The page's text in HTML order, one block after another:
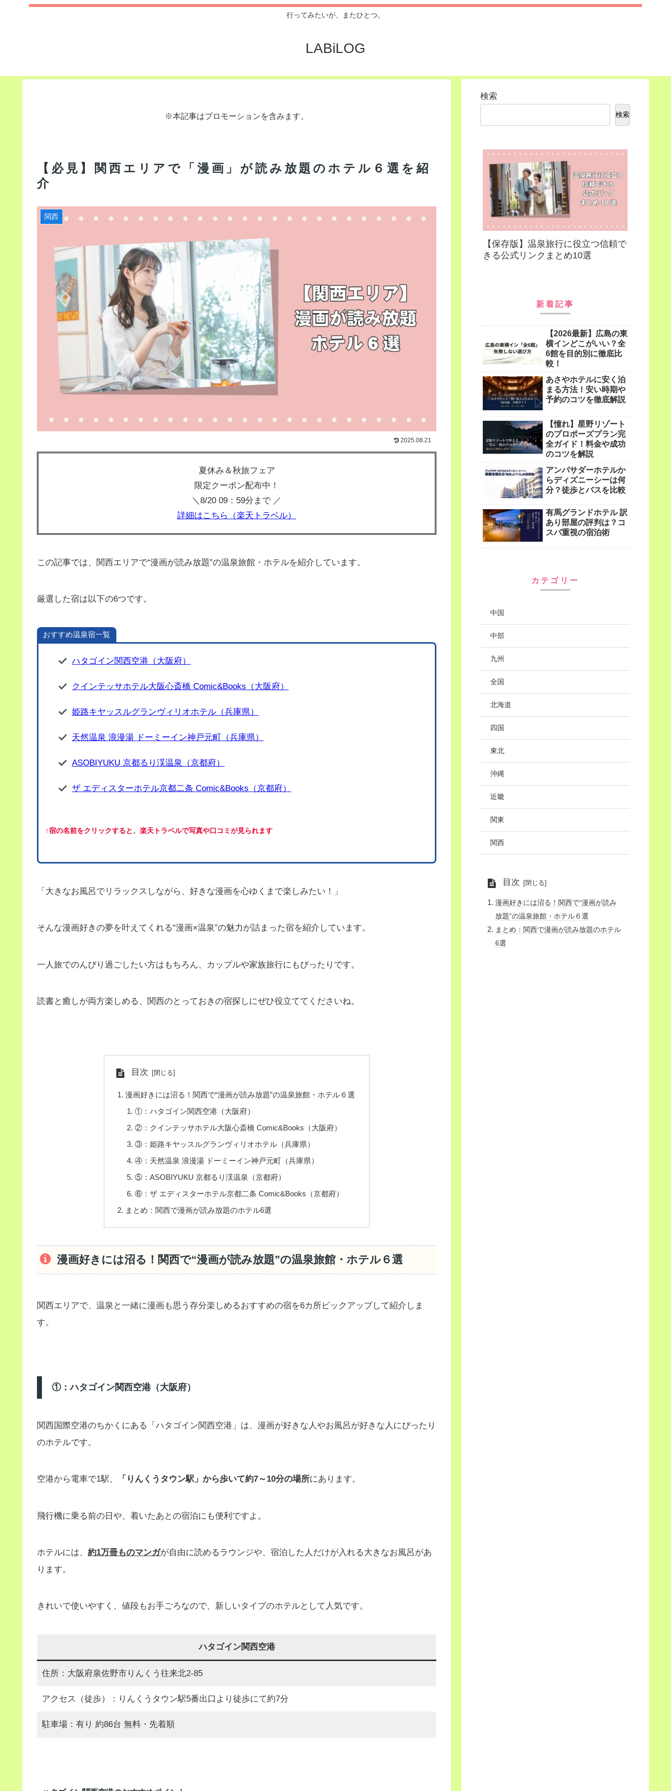
行ってみたいが、またひとつ。
LABiLOG
※本記事はプロモーションを含みます。
【必見】関西エリアで「漫画」が読み放題のホテル６選を紹
介
関西
2025.08.21
夏休み＆秋旅フェア
限定クーポン配布中！
＼8/20 09：59分まで ／
詳細はこちら（楽天トラベル）
この記事では、関西エリアで“漫画が読み放題”の温泉旅館・ホテルを紹介しています。
厳選した宿は以下の6つです。
おすすめ温泉宿一覧
ハタゴイン関西空港（大阪府）
クインテッサホテル大阪心斎橋 Comic&Books（大阪府）
姫路キヤッスルグランヴィリオホテル（兵庫県）
天然温泉 浪漫湯 ドーミーイン神戸元町（兵庫県）
ASOBIYUKU 京都るり渓温泉（京都府）
ザ エディスターホテル京都二条 Comic&Books（京都府）
↑宿の名前をクリックすると、楽天トラベルで写真や口コミが見られます
「大きなお風呂でリラックスしながら、好きな漫画を心ゆくまで楽しみたい！」
そんな漫画好きの夢を叶えてくれる“漫画×温泉”の魅力が詰まった宿を紹介しています。
一人旅でのんびり過ごしたい方はもちろん、カップルや家族旅行にもぴったりです。
読書と癒しが両方楽しめる、関西のとっておきの宿探しにぜひ役立ててくださいね。
目次
漫画好きには沼る！関西で“漫画が読み放題”の温泉旅館・ホテル６選
①：ハタゴイン関西空港（大阪府）
②：クインテッサホテル大阪心斎橋 Comic&Books（大阪府）
③：姫路キヤッスルグランヴィリオホテル（兵庫県）
④：天然温泉 浪漫湯 ドーミーイン神戸元町（兵庫県）
⑤：ASOBIYUKU 京都るり渓温泉（京都府）
⑥：ザ エディスターホテル京都二条 Comic&Books（京都府）
まとめ：関西で漫画が読み放題のホテル6選
漫画好きには沼る！関西で“漫画が読み放題”の温泉旅館・ホテル６選
関西エリアで、温泉と一緒に漫画も思う存分楽しめるおすすめの宿を6カ所ピックアップして紹介しま
す。
①：ハタゴイン関西空港（大阪府）
関西国際空港のちかくにある「ハタゴイン関西空港」は、漫画が好きな人やお風呂が好きな人にぴったり
のホテルです。
空港から電車で1駅、 「りんくうタウン駅」から歩いて約7～10分の場所にあります。
飛行機に乗る前の日や、着いたあとの宿泊にも便利ですよ。
ホテルには、 約1万冊ものマンガが自由に読めるラウンジや、宿泊した人だけが入れる大きなお風呂があ
ります。
きれいで使いやすく、値段もお手ごろなので、新しいタイプのホテルとして人気です。
ハタゴイン関西空港
住所：大阪府泉佐野市りんくう往来北2-85
アクセス（徒歩）：りんくうタウン駅5番出口より徒歩にて約7分
駐車場：有り 約86台 無料・先着順
検索
検索
【保存版】温泉旅行に役立つ信頼で
きる公式リンクまとめ10選
新着記事
【2026最新】広島の東
横インどこがいい？全
6館を目的別に徹底比
較！
あさやホテルに安く泊
まる方法！安い時期や
予約のコツを徹底解説
【憧れ】星野リゾート
のプロポーズプラン完
全ガイド！料金や成功
のコツを解説
アンバサダーホテルか
らディズニーシーは何
分？徒歩とバスを比較
有馬グランドホテル 訳
あり部屋の評判は？コ
スパ重視の宿泊術
カテゴリー
中国
中部
九州
全国
北海道
四国
東北
沖縄
近畿
関東
関西
目次
漫画好きには沼る！関西で“漫画が読み
放題”の温泉旅館・ホテル６選
まとめ：関西で漫画が読み放題のホテル
6選